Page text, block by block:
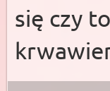
się czy